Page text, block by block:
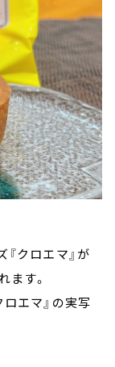
クロエマ』が
ます。
エマ』の実写